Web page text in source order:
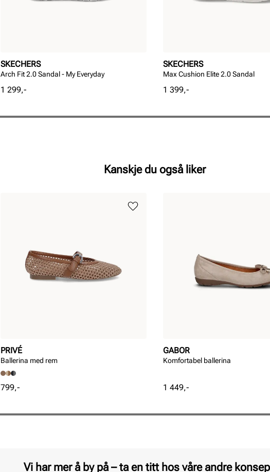
SKECHERS
Arch Fit 2.0 Sandal - My Everyday
Pris
1 299,-
SKECHERS
Max Cushion Elite 2.0 Sandal
Pris
1 399,-
Kanskje du også liker
PRIVÉ
Ballerina med rem
Pris
799,-
GABOR
Komfortabel ballerina
Pris
1 449,-
Vi har mer å by på – ta en titt hos våre andre